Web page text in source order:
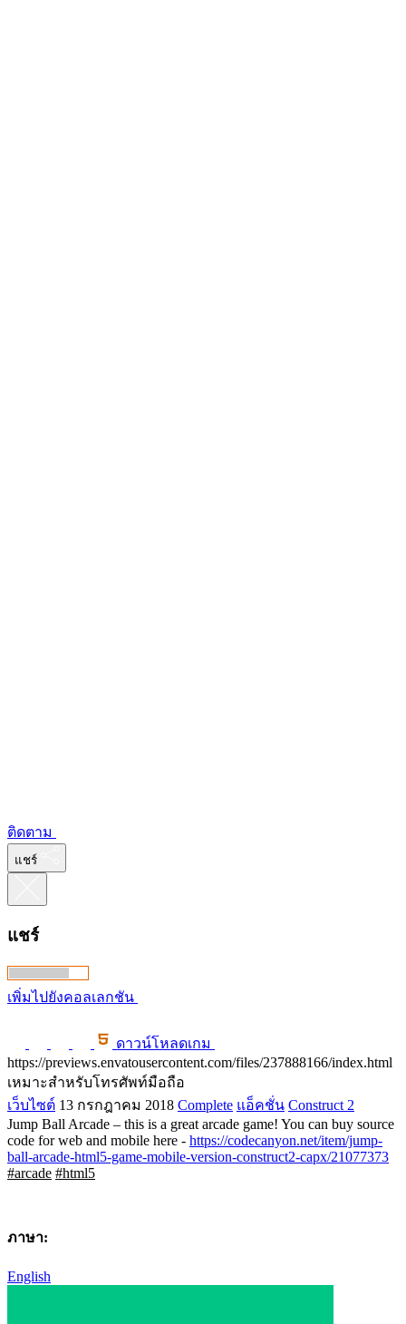
ติดตาม
แชร์
แชร์
เพิ่มไปยังคอลเลกชัน
ดาวน์โหลดเกม
https://previews.envatousercontent.com/files/237888166/index.html
เหมาะสำหรับโทรศัพท์มือถือ
เว็บไซต์ 13 กรกฎาคม 2018 Complete แอ็คชั่น Construct 2
Jump Ball Arcade – this is a great arcade game! You can buy source
code for web and mobile here - https://codecanyon.net/item/jump-
ball-arcade-html5-game-mobile-version-construct2-capx/21077373
#arcade #html5
ภาษา:
English